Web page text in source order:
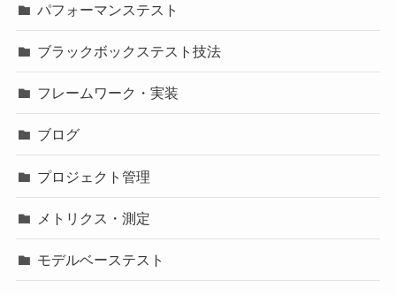
パフォーマンステスト
ブラックボックステスト技法
フレームワーク・実装
ブログ
プロジェクト管理
メトリクス・測定
モデルベーステスト